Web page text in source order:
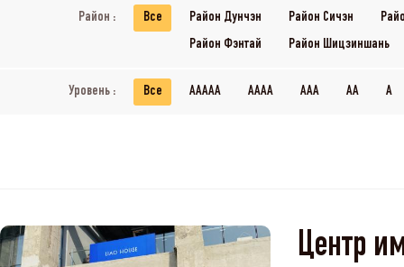
Район : Все Район Дунчэн Район Сичэн
Район Фэнтай
Район Шицзиншань
Уровень : Все AAAAA AAAA AAA AA A
Центр